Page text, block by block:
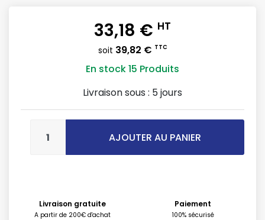
33,18 € HT
soit 39,82 € TTC
En stock15 Produits
Livraison sous : 5 jours
AJOUTER AU PANIER
Livraison gratuite
A partir de 200€ d'achat
Paiement
100% sécurisé